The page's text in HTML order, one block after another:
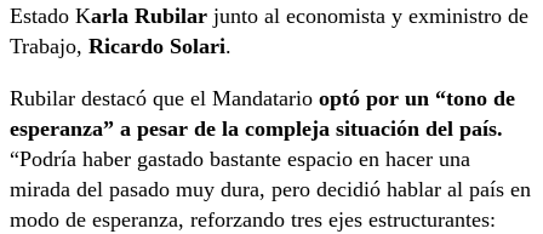
Estado Karla Rubilar junto al economista y exministro de
Trabajo, Ricardo Solari.
Rubilar destacó que el Mandatario optó por un “tono de
esperanza” a pesar de la compleja situación del país.
“Podría haber gastado bastante espacio en hacer una
mirada del pasado muy dura, pero decidió hablar al país en
modo de esperanza, reforzando tres ejes estructurantes: